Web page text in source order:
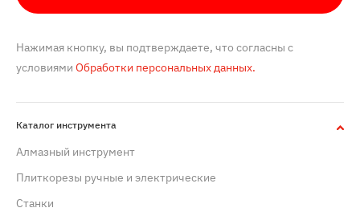
Нажимая кнопку, вы подтверждаете, что согласны с
условиями Обработки персональных данных.
Каталог инструмента
Алмазный инструмент
Плиткорезы ручные и электрические
Станки